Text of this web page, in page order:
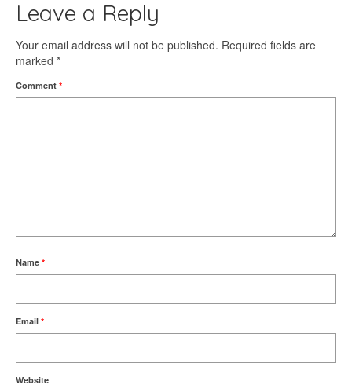
Leave a Reply
Your email address will not be published. Required fields are
marked *
Comment *
Name *
Email *
Website